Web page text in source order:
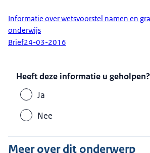
Informatie over wetsvoorstel namen en
onderwijs
Brief24-03-2016
Heeft deze informatie u geholpen?
Ja
Nee
Meer over dit onderwerp